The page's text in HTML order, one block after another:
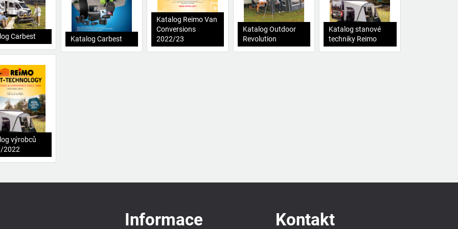
Carbest Katalog Carbest
Katalog Reimo Van
Conversions
2022/23
Katalog Outdoor
Revolution
Katalog stanové
techniky Reimo
výrobců
2022
Informace Kontakt